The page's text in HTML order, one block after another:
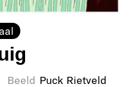
Beeld Puck Rietveld